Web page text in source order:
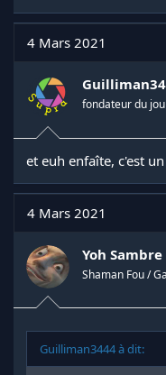
4 Mars 2021
fondateur du
et euh enfaîte, c'est
4 Mars 2021
Yoh Sambre
Shaman Fou /
Guilliman3444 à dit: